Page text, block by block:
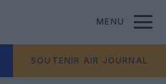
MENU
SOUTENIR AIR JOURNAL